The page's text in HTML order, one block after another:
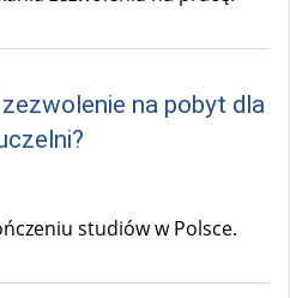
na pobyt dla
studiów w Polsce.